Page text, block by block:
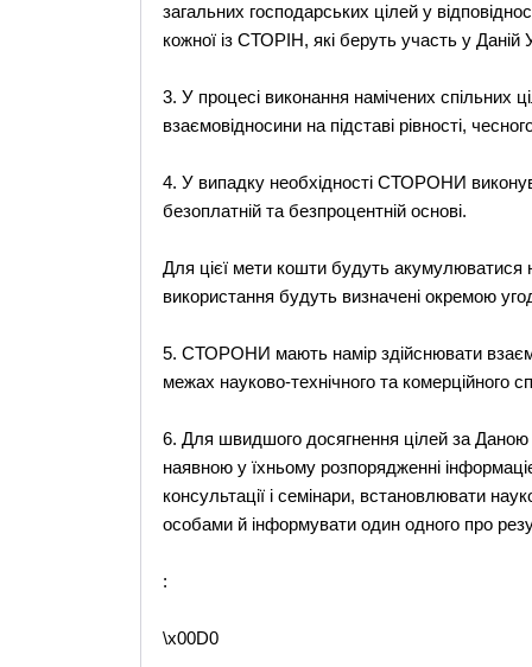
загальних господарських цілей у
кожної із СТОРІН, які беруть участь у Даній
3. У процесі виконання намічених
взаємовідносини на підставі рівності,
4. У випадку необхідності СТОРОНИ
безоплатній та безпроцентній основі.
Для цієї мети кошти будуть акумулюватися
використання будуть визначені окремою
5. СТОРОНИ мають намір здійснювати
межах науково-технічного та комерційного
6. Для швидшого досягнення цілей за
наявною у їхньому розпорядженні
консультації і семінари, встановлювати
особами й інформувати один одного про
:
\x00D0